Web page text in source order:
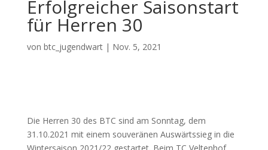
Erfolgreicher Saisonstart
für Herren 30
von btc_jugendwart| Nov. 5, 2021
Die Herren 30 des BTC sind am Sonntag, dem
31.10.2021 mit einem souveränen Auswärtssieg in die